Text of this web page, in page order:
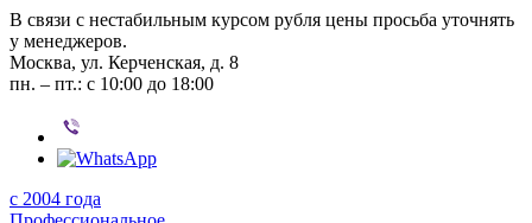
В связи с нестабильным курсом рубля цены просьба уточнять
у менеджеров.
Москва, ул. Керченская, д. 8
пн. – пт.: с 10:00 до 18:00
с 2004 года